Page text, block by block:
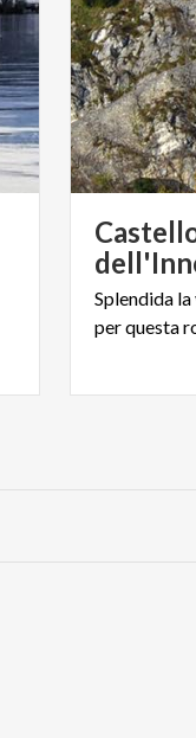
Splendida la
perquesta